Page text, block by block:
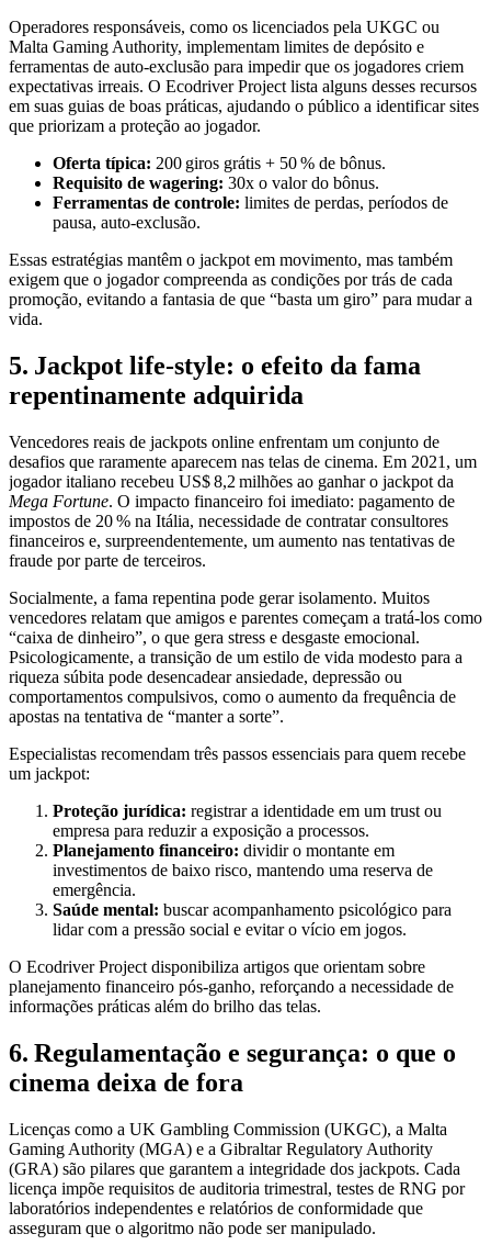
Operadores responsáveis, como os licenciados pela UKGC ou
Malta Gaming Authority, implementam limites de depósito e
ferramentas de auto‑exclusão para impedir que os jogadores criem
expectativas irreais. O Ecodriver Project lista alguns desses recursos
em suas guias de boas práticas, ajudando o público a identificar sites
que priorizam a proteção ao jogador.
Oferta típica: 200 giros grátis + 50 % de bônus.
Requisito de wagering: 30x o valor do bônus.
Ferramentas de controle: limites de perdas, períodos de
pausa, auto‑exclusão.
Essas estratégias mantêm o jackpot em movimento, mas também
exigem que o jogador compreenda as condições por trás de cada
promoção, evitando a fantasia de que “basta um giro” para mudar a
vida.
5. Jackpot life‑style: o efeito da fama
repentinamente adquirida
Vencedores reais de jackpots online enfrentam um conjunto de
desafios que raramente aparecem nas telas de cinema. Em 2021, um
jogador italiano recebeu US$ 8,2 milhões ao ganhar o jackpot da
Mega Fortune. O impacto financeiro foi imediato: pagamento de
impostos de 20 % na Itália, necessidade de contratar consultores
financeiros e, surpreendentemente, um aumento nas tentativas de
fraude por parte de terceiros.
Socialmente, a fama repentina pode gerar isolamento. Muitos
vencedores relatam que amigos e parentes começam a tratá‑los como
“caixa de dinheiro”, o que gera stress e desgaste emocional.
Psicologicamente, a transição de um estilo de vida modesto para a
riqueza súbita pode desencadear ansiedade, depressão ou
comportamentos compulsivos, como o aumento da frequência de
apostas na tentativa de “manter a sorte”.
Especialistas recomendam três passos essenciais para quem recebe
um jackpot:
Proteção jurídica: registrar a identidade em um trust ou
empresa para reduzir a exposição a processos.
Planejamento financeiro: dividir o montante em
investimentos de baixo risco, mantendo uma reserva de
emergência.
Saúde mental: buscar acompanhamento psicológico para
lidar com a pressão social e evitar o vício em jogos.
O Ecodriver Project disponibiliza artigos que orientam sobre
planejamento financeiro pós‑ganho, reforçando a necessidade de
informações práticas além do brilho das telas.
6. Regulamentação e segurança: o que o
cinema deixa de fora
Licenças como a UK Gambling Commission (UKGC), a Malta
Gaming Authority (MGA) e a Gibraltar Regulatory Authority
(GRA) são pilares que garantem a integridade dos jackpots. Cada
licença impõe requisitos de auditoria trimestral, testes de RNG por
laboratórios independentes e relatórios de conformidade que
asseguram que o algoritmo não pode ser manipulado.